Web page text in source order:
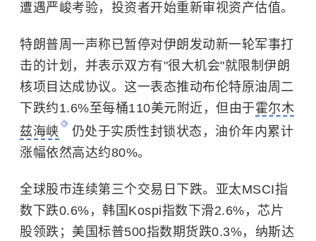
遭遇严峻考验，投资者开始重新审视资产估值。
特朗普周一声称已暂停对伊朗发动新一轮军事打
击的计划，并表示双方有"很大机会"就限制伊朗
核项目达成协议。这一表态推动布伦特原油周二
下跌约1.6%至每桶110美元附近，但由于霍尔木
兹海峡
仍处于实质性封锁状态，油价年内累计
涨幅依然高达约80%。
全球股市连续第三个交易日下跌。亚太MSCI指
数下跌0.6%，韩国Kospi指数下滑2.6%，芯片
股领跌；美国标普500指数期货跌0.3%，纳斯达